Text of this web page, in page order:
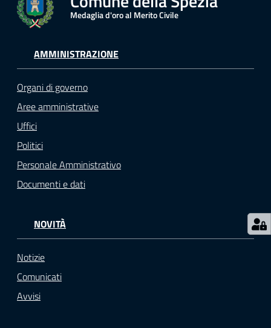
t
a
t
A
n
a
g
r
o
n
Medaglia d'oro al Merito Civile
AMMINISTRAZIONE
Organi di governo
Aree amministrative
Uffici
Politici
Personale Amministrativo
Documenti e dati
NOVITÀ
Notizie
Comunicati
Avvisi